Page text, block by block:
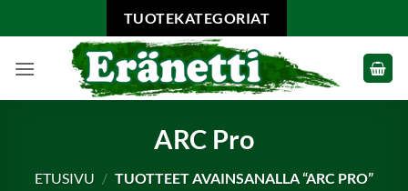
to
TUOTEKATEGORIAT
ARC Pro
ETUSIVU / TUOTTEET AVAINSANALLA “ARC PRO”